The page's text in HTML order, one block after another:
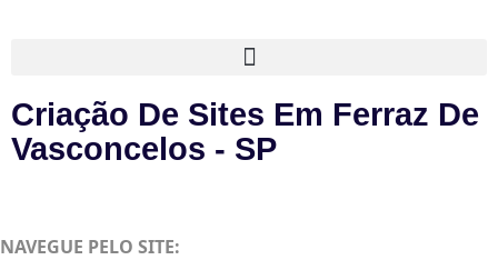
Criação De Sites Em Ferraz De
Vasconcelos - SP
NAVEGUE PELO SITE: